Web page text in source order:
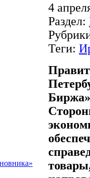
4
Раздел:
Теги:
Биржа»